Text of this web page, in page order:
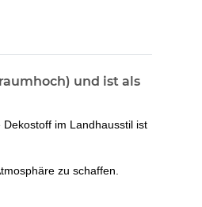
und ist als
im Landhausstil ist
zu schaffen.